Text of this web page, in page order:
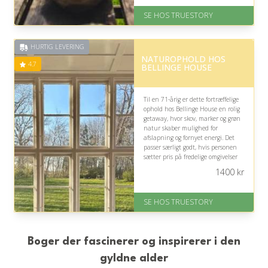
Eller lav digitalt gavekort med det
Fremragende Trustpilot rating
SE HOS TRUESTORY
HURTIG LEVERING
4.7 NATUROPHOLD HOS
BELLINGE HOUSE
Til en 71-årig er dette fortræffelige
ophold hos Bellinge House en rolig
getaway, hvor skov, marker og grøn
natur skaber mulighed for
afslapning og fornyet energi. Det
passer særligt godt, hvis personen
sætter pris på fredelige omgivelser
Eller lav digitalt gavekort med det
på 4.7 ud af 5
1400kr
SE HOS TRUESTORY
Boger der fascinerer og inspirerer i den
gyldne alder